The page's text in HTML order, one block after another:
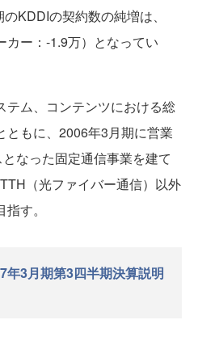
KDDIの契約数の純増は、
ー：-1.9万）となってい
ム、コンテンツにおける総
ともに、2006年3月期に営業
なった固定通信事業を建て
（光ファイバー通信）以外
す。
年3月期第3四半期決算説明